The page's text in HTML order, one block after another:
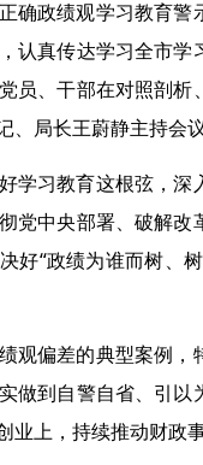
政绩观学习教育警
认真传达学习全市学
员、干部在对照剖
局长王蔚静主持会议
习教育这根弦，深
党中央部署、破解改
好“政绩为谁而树、
偏差的典型案例，
做到自警自省、引
上，持续推动财政